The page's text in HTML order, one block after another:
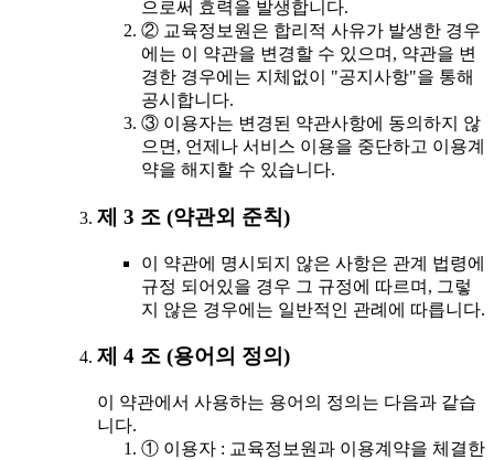
으로써 효력을 발생합니다.
② 교육정보원은 합리적 사유가 발생한 경우
에는 이 약관을 변경할 수 있으며, 약관을 변
경한 경우에는 지체없이 "공지사항"을 통해
공시합니다.
③ 이용자는 변경된 약관사항에 동의하지 않
으면, 언제나 서비스 이용을 중단하고 이용계
약을 해지할 수 있습니다.
제 3 조 (약관외 준칙)
이 약관에 명시되지 않은 사항은 관계 법령에
규정 되어있을 경우 그 규정에 따르며, 그렇
지 않은 경우에는 일반적인 관례에 따릅니다.
제 4 조 (용어의 정의)
이 약관에서 사용하는 용어의 정의는 다음과 같습
니다.
① 이용자 : 교육정보원과 이용계약을 체결한